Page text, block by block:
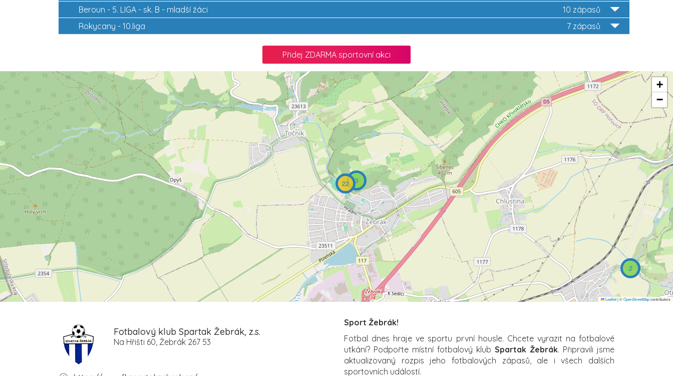
10 zápasů
Beroun - 5. LIGA - sk. B - mladší žáci
7 zápasů
Rokycany - 10.liga
Přidej ZDARMA sportovní akci
2
3
22
+
−
Leaflet|©OpenStreetMapcontributors
Fotbalový klub Spartak Žebrák, z.s.
Na Hřišti 60, Žebrák 267 53
Sport Žebrák!
Fotbal dnes hraje ve sportu první housle. Chcete vyrazit na fotbalové
utkání? Podpořte místní fotbalový klub Spartak Žebrák. Připravili jsme
aktualizovaný rozpis jeho fotbalových zápasů, ale i všech dalších
sportovních událostí.